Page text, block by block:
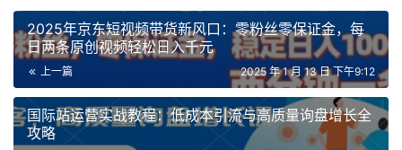
2025年京东短视频带货新风口：零粉丝零保证金，每
日两条原创视频轻松日入千元
上一篇 2025 年 1 月 13 日 下午9:12
国际站运营实战教程：低成本引流与高质量询盘增长全
攻略